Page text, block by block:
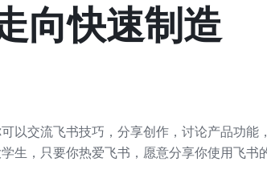
向快速制造
以交流飞书技巧，分享创作，讨论产品功能
生，只要你热爱飞书，愿意分享你使用飞书